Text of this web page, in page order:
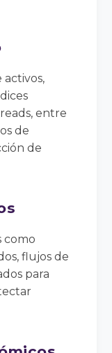
entre
de
de
como
flujos de
para